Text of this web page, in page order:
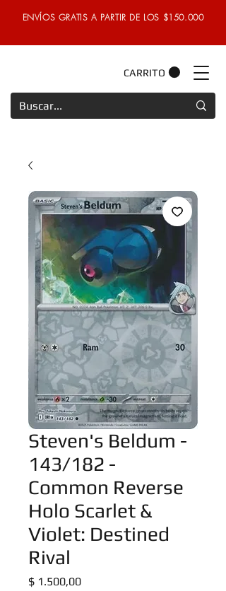
ENVÍOS GRATIS A PARTIR DE LOS $150.000
CARRITO
Steven's Beldum -
143/182 -
Common Reverse
Holo Scarlet &
Violet: Destined
Rival
$ 1.500,00Precio